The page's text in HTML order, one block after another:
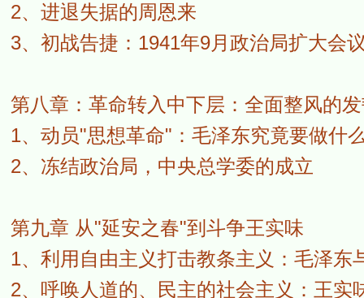
2、进退失据的周恩来
3、初战告捷：1941年9月政治局扩大会
第八章：革命转入中下层：全面整风的
1、动员"思想革命"：毛泽东究竟要做什
2、冻结政治局，中央总学委的成立
第九章 从"延安之春"到斗争王实味
1、利用自由主义打击教条主义：毛泽东
2、呼唤人道的、民主的社会主义：王实